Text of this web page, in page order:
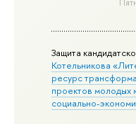
Защита
Котельникова
ресурс
проектов молодых
социально-